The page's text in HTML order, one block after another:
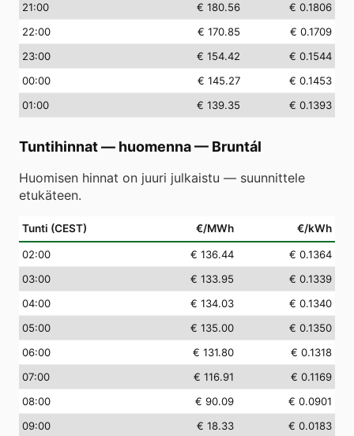
21:00 € 180.56
€ 0.1806
22:00 € 170.85
€ 0.1709
23:00 € 154.42
€ 0.1544
00:00 € 145.27
€ 0.1453
01:00 € 139.35 € 0.1393
Tuntihinnat — huomenna— Bruntál
Huomisen hinnat on juuri julkaistu — suunnittele
etukäteen.
Tunti (CEST) €/MWh €/kWh
02:00 € 136.44
€ 0.1364
03:00 € 133.95
€ 0.1339
04:00 € 134.03
€ 0.1340
05:00 € 135.00
€ 0.1350
06:00 € 131.80
€ 0.1318
07:00 € 116.91
€ 0.1169
08:00 € 90.09
€ 0.0901
09:00 € 18.33
€ 0.0183